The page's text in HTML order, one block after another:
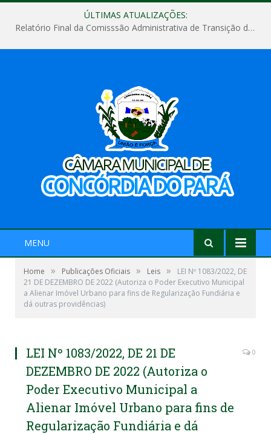
ÚLTIMAS ATUALIZAÇÕES:
Relatório Final da Comisssão Administrativa de Transição de Mandato do Poder Legislativo do Município de Concórdia do Pará
MENU
Home » Publicações Oficiais » Leis »
LEI Nº 1083/2022, DE
21 DE DEZEMBRO DE 2022 (Autoriza o Poder Executivo Municipal
a Alienar Imóvel Urbano para fins de Regularização Fundiária e
dá outras providências)
LEI Nº 1083/2022, DE 21 DE
DEZEMBRO DE 2022 (Autoriza o
Poder Executivo Municipal a
Alienar Imóvel Urbano para fins de
Regularização Fundiária e dá
0